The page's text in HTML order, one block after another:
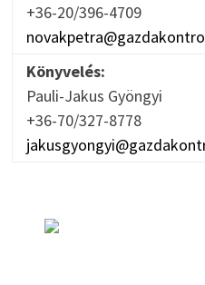
+36-20/396-4709
Könyvelés:
Pauli-Jakus Gyöngyi
+36-70/327-8778